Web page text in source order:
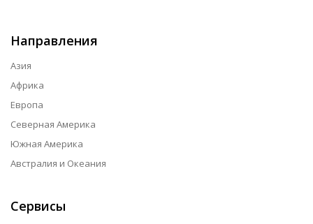
Направления
Азия
Африка
Европа
Северная Америка
Южная Америка
Австралия и Океания
Сервисы